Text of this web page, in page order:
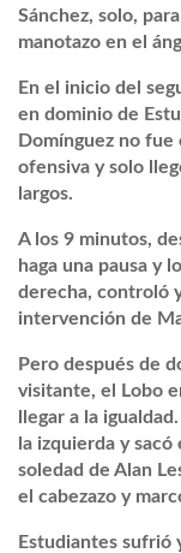
Sánchez, solo,
manotazo en el
En el inicio del
en dominio de
Domínguez no
ofensiva y solo
largos.
A los 9 minutos,
haga una pausa y
derecha, controló
intervención de
Pero después de
visitante, el Lobo
llegar a la
la izquierda y
soledad de Alan
el cabezazo y
Estudiantes sufrió